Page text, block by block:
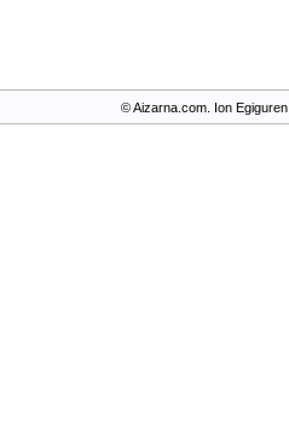
© Aizarna.com. Ion Egiguren